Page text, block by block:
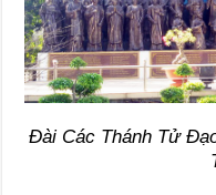
Đài Các Thánh Tử